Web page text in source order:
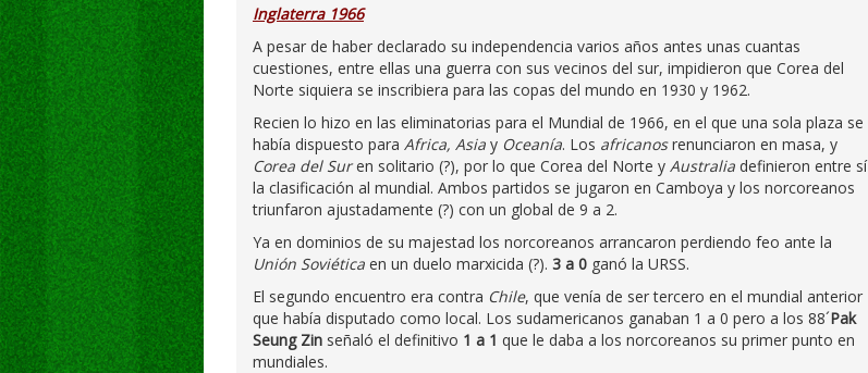
Inglaterra 1966
A pesar de haber declarado su independencia varios años antes unas cuantas
cuestiones, entre ellas una guerra con sus vecinos del sur, impidieron que Corea del
Norte siquiera se inscribiera para las copas del mundo en 1930 y 1962.
Recien lo hizo en las eliminatorias para el Mundial de 1966, en el que una sola plaza se
había dispuesto para Africa, Asia y Oceanía. Los africanosrenunciaron en masa, y
Corea del Suren solitario (?), por lo que Corea del Norte y Australia definieron entre sí
la clasificación al mundial. Ambos partidos se jugaron en Camboya y los norcoreanos
triunfaron ajustadamente (?) con un global de 9 a 2.
Ya en dominios de su majestad los norcoreanos arrancaron perdiendo feo ante la
Unión Soviética en un duelo marxicida (?). 3 a 0 ganó la URSS.
El segundo encuentro era contra Chile, que venía de ser tercero en el mundial anterior
que había disputado como local. Los sudamericanos ganaban 1 a 0 pero a los 88´Pak
Seung Zin señaló el definitivo 1 a 1 que le daba a los norcoreanos su primer punto en
mundiales.